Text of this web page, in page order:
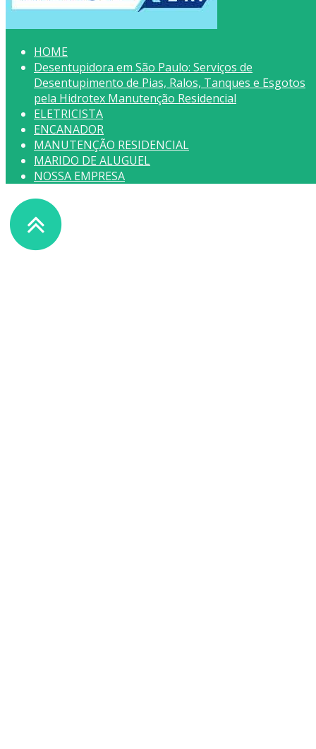
HOME
Desentupidora em São Paulo: Serviços de
Desentupimento de Pias, Ralos, Tanques e Esgotos
pela Hidrotex Manutenção Residencial
ELETRICISTA
ENCANADOR
MANUTENÇÃO RESIDENCIAL
MARIDO DE ALUGUEL
NOSSA EMPRESA